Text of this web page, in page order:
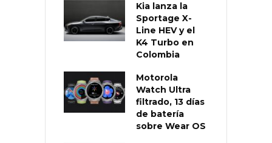
Kia lanza la
Sportage X-
Line HEV y el
K4 Turbo en
Colombia
Motorola
Watch Ultra
filtrado, 13 días
de batería
sobre Wear OS